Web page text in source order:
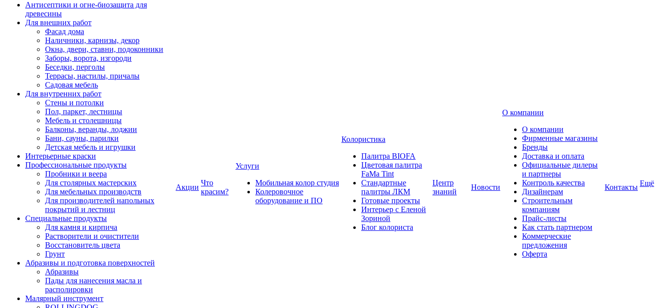
Антисептики и огне-биозащита для
древесины
Для внешних работ
Фасад дома
Наличники, карнизы, декор
Окна, двери, ставни, подоконники
Заборы, ворота, изгороди
Беседки, перголы
Террасы, настилы, причалы
Садовая мебель
Для внутренних работ
Стены и потолки
Пол, паркет, лестницы
Мебель и столешницы
Балконы, веранды, лоджии
Бани, сауны, парилки
Детская мебель и игрушки
Интерьерные краски
Профессиональные продукты
Пробники и веера
Для столярных мастерских
Для мебельных производств
Для производителей напольных
покрытий и лестниц
Специальные продукты
Для камня и кирпича
Растворители и очистители
Восстановитель цвета
Грунт
Абразивы и подготовка поверхностей
Абразивы
Пады для нанесения масла и
располировки
Малярный инструмент
Акции
Что
красим?
Услуги
Мобильная колор студия
Колеровочное
оборудование и ПО
Колористика
Палитра BIOFA
Цветовая палитра
FaMa Tint
Стандартные
палитры ЛКМ
Готовые проекты
Интерьер с Еленой
Зориной
Блог колориста
Центр
знаний
Новости
О компании
О компании
Фирменные магазины
Бренды
Доставка и оплата
Официальные дилеры
и партнеры
Контроль качества
Дизайнерам
Строительным
компаниям
Прайс-листы
Как стать партнером
Коммерческие
предложения
Оферта
Контакты Ещё